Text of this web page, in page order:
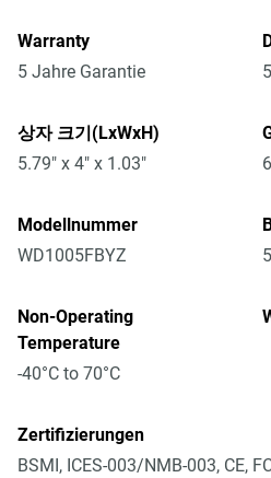
Warranty
5 Jahre Garantie
상자 크기(LxWxH)
5.79" x 4" x 1.03"
Modellnummer
WD1005FBYZ
Non-Operating
Temperature
-40°C to 70°C
Zertifizierungen
BSMI, ICES-003/NMB-003, CE,